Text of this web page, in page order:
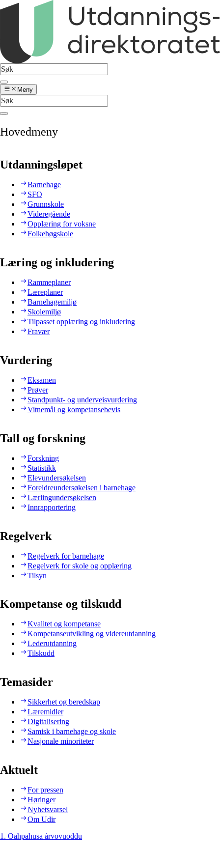
Meny
Hovedmeny
Utdanningsløpet
Barnehage
SFO
Grunnskole
Videregående
Opplæring for voksne
Folkehøgskole
Læring og inkludering
Rammeplaner
Læreplaner
Barnehagemiljø
Skolemiljø
Tilpasset opplæring og inkludering
Fravær
Vurdering
Eksamen
Prøver
Standpunkt- og underveisvurdering
Vitnemål og kompetansebevis
Tall og forskning
Forskning
Statistikk
Elevundersøkelsen
Foreldreundersøkelsen i barnehage
Lærlingundersøkelsen
Innrapportering
Regelverk
Regelverk for barnehage
Regelverk for skole og opplæring
Tilsyn
Kompetanse og tilskudd
Kvalitet og kompetanse
Kompetanseutvikling og videreutdanning
Lederutdanning
Tilskudd
Temasider
Sikkerhet og beredskap
Læremidler
Digitalisering
Samisk i barnehage og skole
Nasjonale minoriteter
Aktuelt
For pressen
Høringer
Nyhetsvarsel
Om Udir
1. Oahpahusa árvovuođđu